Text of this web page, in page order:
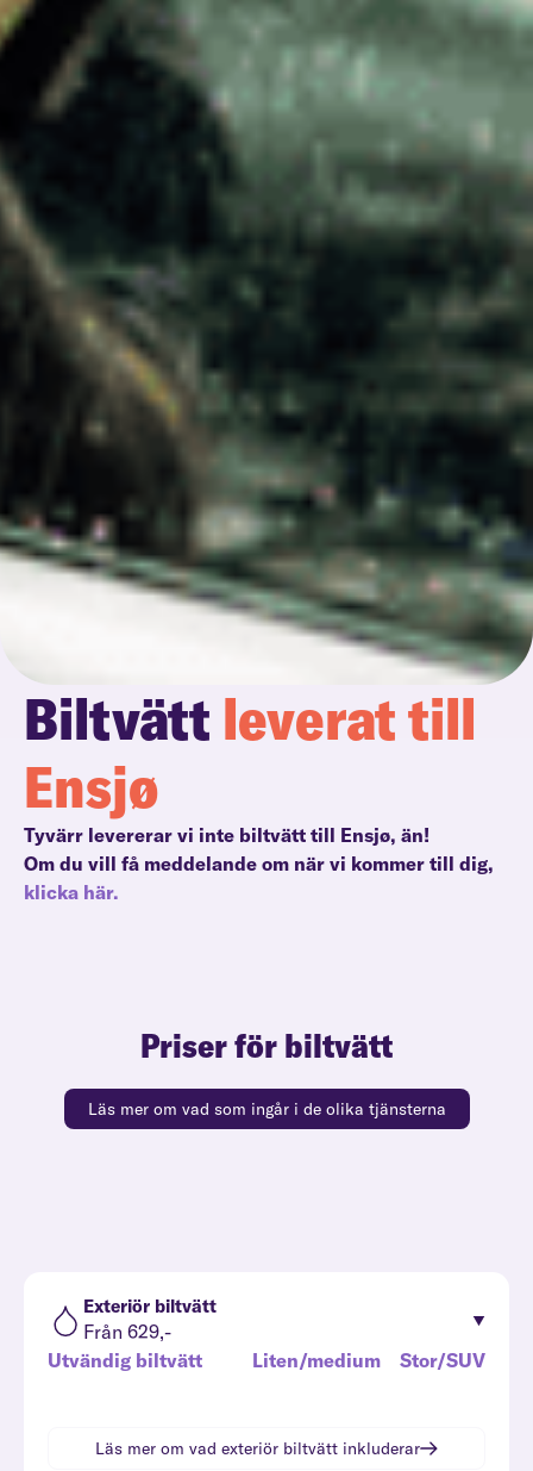
Biltvätt leverat till
Ensjø
Tyvärr levererar vi inte biltvätt till Ensjø, än!
Om du vill få meddelande om när vi kommer till dig,
klicka här.
Priser för biltvätt
Läs mer om vad som ingår i de olika tjänsterna
Exteriör biltvätt
Från 629,-
Utvändig biltvätt
Liten/medium Stor/SUV
Läs mer om vad exteriör biltvätt inkluderar